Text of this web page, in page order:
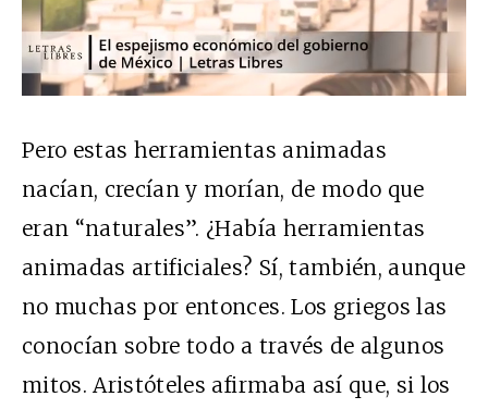
Pero estas herramientas animadas
nacían, crecían y morían, de modo que
eran “naturales”. ¿Había herramientas
animadas artificiales? Sí, también, aunque
no muchas por entonces. Los griegos las
conocían sobre todo a través de algunos
mitos. Aristóteles afirmaba así que, si los